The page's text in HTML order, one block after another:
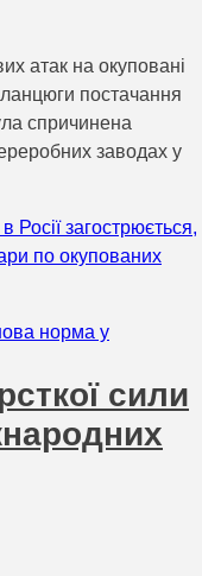
атак на окуповані
ланцюги постачання
спричинена
заводах у
Росії загострюється,
по окупованих
сили